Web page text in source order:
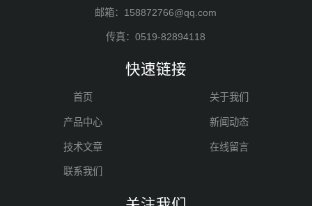
邮箱：158872766@qq.com
传真：0519-82894118
快速链接
首页 关于我们
产品中心 新闻动态
技术文章 在线留言
联系我们